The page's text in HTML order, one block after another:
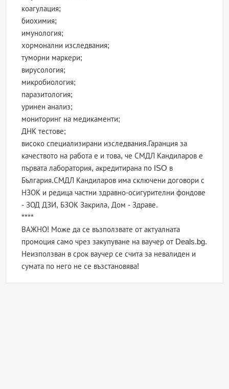
коагулация;
биохимия;
имунология;
хормонални изследвания;
туморни маркери;
вирусология;
микробиология;
паразитология;
уринен анализ;
мониторинг на медикаменти;
ДНК тестове;
високо специализирани изследвания.Гаранция за
качеството на работа е и това, че СМДЛ Кандиларов е
първата лаборатория, акредитирана по ISO в
България.СМДЛ Кандиларов има сключени договори с
НЗОК и редица частни здравно-осигурителни фондове
- ЗОД ДЗИ, БЗОК Закрила, Дом - Здраве.
****
ВАЖНО! Може да се възползвате от актуалната
промоция само чрез закупуване на ваучер от Deals.bg.
Неизползван в срок ваучер се счита за невалиден и
сумата по него не се възстановява!